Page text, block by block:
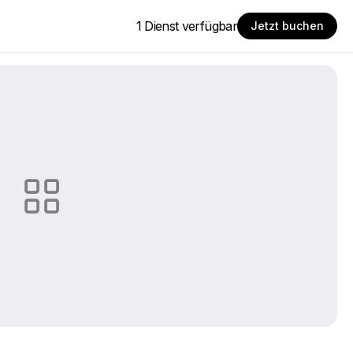
1 Dienst verfügbar Jetzt buchen